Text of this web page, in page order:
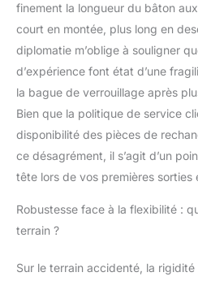
finement la longueur du bâton
court en montée, plus long en
diplomatie m’oblige à souligner
d’expérience font état d’une
la bague de verrouillage après
Bien que la politique de service
disponibilité des pièces de
ce désagrément, il s’agit d’un
tête lors de vos premières sorties
Robustesse face à la flexibilité :
terrain ?
Sur le terrain accidenté, la rigidité